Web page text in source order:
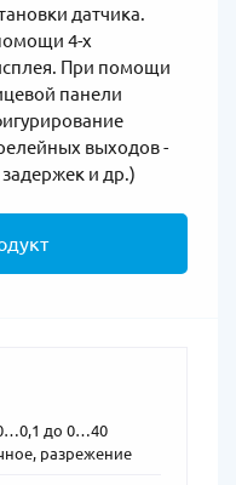
датчика.
4-х
При помощи
панели
выходов -
и др.)
до 0…40
разрежение